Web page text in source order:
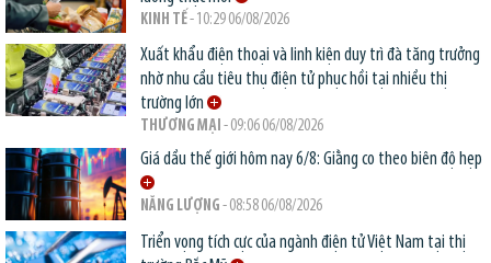
KINH TẾ- 10:29 06/08/2026
Xuất khẩu điện thoại và linh kiện duy trì đà tăng trưởng
nhờ nhu cầu tiêu thụ điện tử phục hồi tại nhiều thị
trường lớn
THƯƠNG MẠI - 09:06 06/08/2026
Giá dầu thế giới hôm nay 6/8: Giằng co theo biên độ hẹp
NĂNG LƯỢNG - 08:58 06/08/2026
Triển vọng tích cực của ngành điện tử Việt Nam tại thị